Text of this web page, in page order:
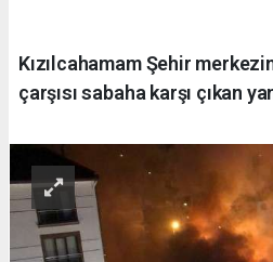
Kızılcahamam Şehir
çarşısı sabaha karşı çıkan